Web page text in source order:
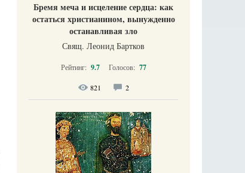
Бремя меча и исцеление сердца: как
остаться христианином, вынужденно
останавливая зло
Свящ. Леонид Бартков
Рейтинг: 9.7 Голосов: 77
821 2